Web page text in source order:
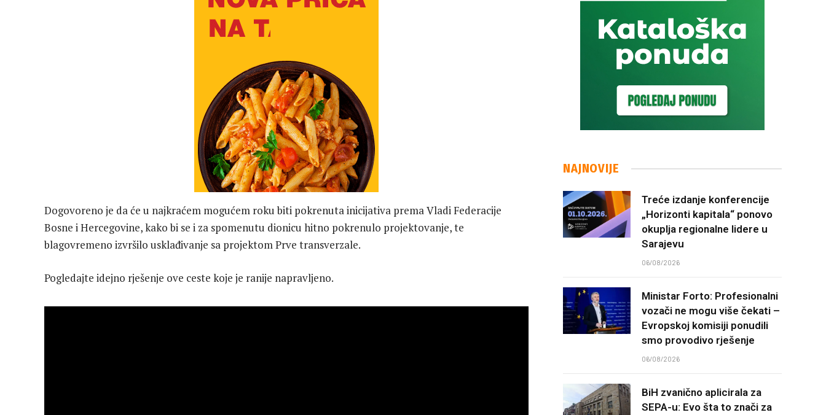
Dogovoreno je da će u najkraćem mogućem roku biti pokrenuta inicijativa prema Vladi Federacije
Bosne i Hercegovine, kako bi se i za spomenutu dionicu hitno pokrenulo projektovanje, te
blagovremeno izvršilo usklađivanje sa projektom Prve transverzale.
Pogledajte idejno rješenje ove ceste koje je ranije napravljeno.
NAJNOVIJE
Treće izdanje konferencije
„Horizonti kapitala“ ponovo
okuplja regionalne lidere u
Sarajevu
06/08/2026
Ministar Forto: Profesionalni
vozači ne mogu više čekati –
Evropskoj komisiji ponudili
smo provodivo rješenje
06/08/2026
BiH zvanično aplicirala za
SEPA-u: Evo šta to znači za